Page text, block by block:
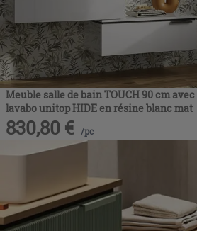
Meuble salle de bain TOUCH 90 cm
lavabo unitop HIDE en résine blanc mat
830,80 € /pc